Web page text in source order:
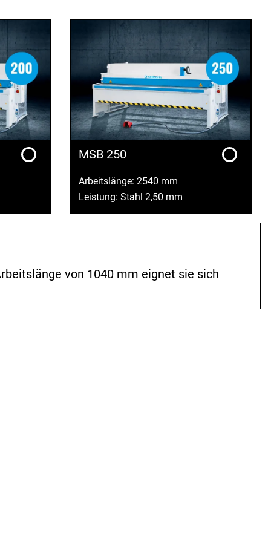
MSB 250
Arbeitslänge: 2540 mm
Leistung: Stahl 2,50 mm
von 1040 mm eignet sie sich